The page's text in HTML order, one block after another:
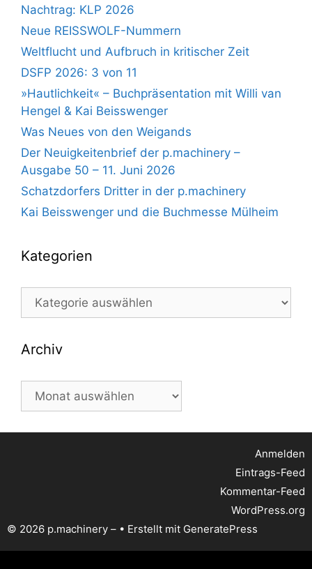
Nachtrag: KLP 2026
Neue REISSWOLF-Nummern
Weltflucht und Aufbruch in kritischer Zeit
DSFP 2026: 3 von 11
»Hautlichkeit« – Buchpräsentation mit Willi van
Hengel & Kai Beisswenger
Was Neues von den Weigands
Der Neuigkeitenbrief der p.machinery –
Ausgabe 50 – 11. Juni 2026
Schatzdorfers Dritter in der p.machinery
Kai Beisswenger und die Buchmesse Mülheim
Kategorien
Kategorien
Archiv
Archiv
Anmelden
Eintrags-Feed
Kommentar-Feed
WordPress.org
© 2026 p.machinery – • Erstellt mit GeneratePress